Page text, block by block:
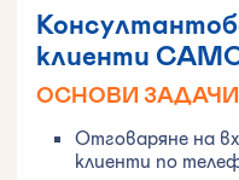
клиенти САМО
ОСНОВИ
Отговаряне на
клиенти по